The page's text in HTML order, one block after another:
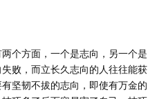
个方面，一个是志向，另一个是
败，而立长久志向的人往往能获
坚韧不拔的志向，即使有万金的